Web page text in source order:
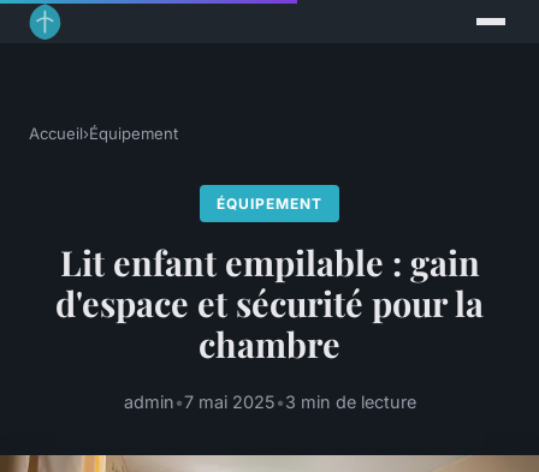
Accueil›Équipement
ÉQUIPEMENT
Lit enfant empilable : gain
d'espace et sécurité pour la
chambre
admin•7 mai 2025•3 min de lecture